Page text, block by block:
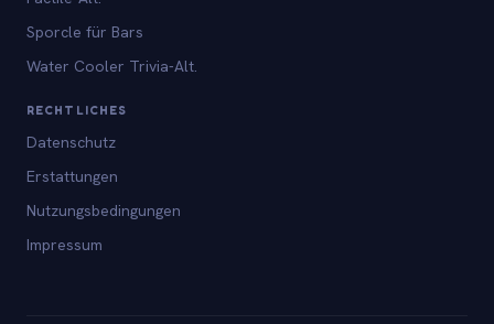
Sporcle für Bars
Water Cooler Trivia-Alt.
RECHTLICHES
Datenschutz
Erstattungen
Nutzungsbedingungen
Impressum